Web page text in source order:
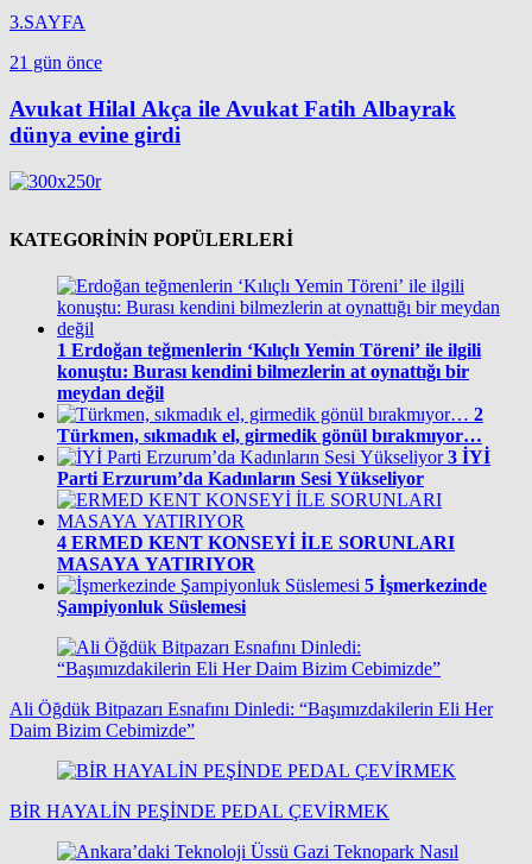
3.SAYFA
21 gün önce
Avukat Hilal Akça ile Avukat Fatih Albayrak
dünya evine girdi
KATEGORİNİN POPÜLERLERİ
1 Erdoğan teğmenlerin ‘Kılıçlı Yemin Töreni’ ile ilgili
konuştu: Burası kendini bilmezlerin at oynattığı bir
meydan değil
2
Türkmen, sıkmadık el, girmedik gönül bırakmıyor…
3 İYİ
Parti Erzurum’da Kadınların Sesi Yükseliyor
4 ERMED KENT KONSEYİ İLE SORUNLARI
MASAYA YATIRIYOR
5 İşmerkezinde
Şampiyonluk Süslemesi
Ali Öğdük Bitpazarı Esnafını Dinledi: “Başımızdakilerin Eli Her
Daim Bizim Cebimizde”
BİR HAYALİN PEŞİNDE PEDAL ÇEVİRMEK